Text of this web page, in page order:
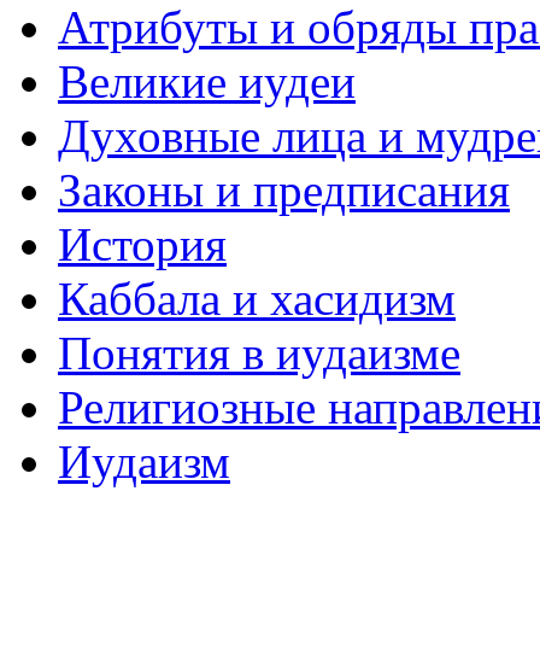
Атрибуты и обряды
Великие иудеи
Духовные лица и
Законы и предписания
История
Каббала и хасидизм
Понятия в иудаизме
Религиозные
Иудаизм